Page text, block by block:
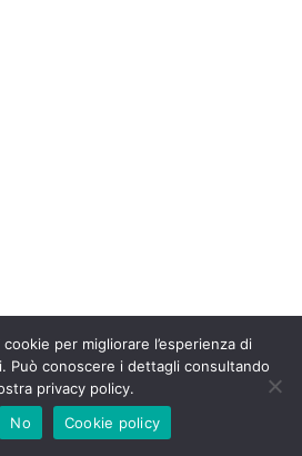
per migliorare l’esperienza di
Può conoscere i dettagli consultando
privacy policy.
No Cookie policy